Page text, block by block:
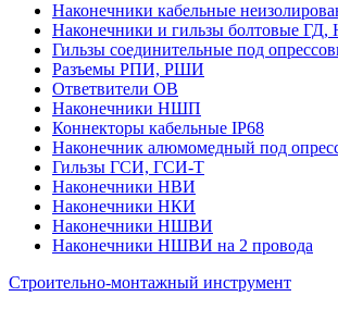
Наконечники кабельные
Наконечники и гильзы болтовые
Гильзы соединительные под
Разъемы РПИ, РШИ
Ответвители ОВ
Наконечники НШП
Коннекторы кабельные IP68
Наконечник алюмомедный под
Гильзы ГСИ, ГСИ-Т
Наконечники НВИ
Наконечники НКИ
Наконечники НШВИ
Наконечники НШВИ на 2 провода
Строительно-монтажный инструмент